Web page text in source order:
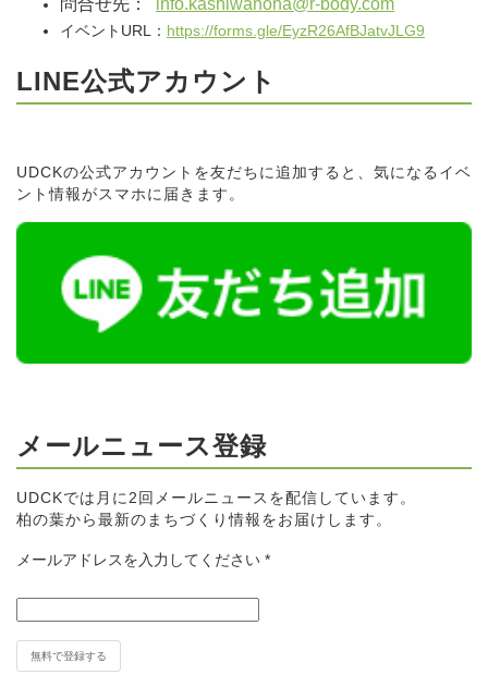
問合せ先： info.kashiwanoha@r-body.com
イベントURL： https://forms.gle/EyzR26AfBJatvJLG9
LINE公式アカウント
UDCKの公式アカウントを友だちに追加すると、気になるイベ
ント情報がスマホに届きます。
メールニュース登録
UDCKでは月に2回メールニュースを配信しています。
柏の葉から最新のまちづくり情報をお届けします。
メールアドレスを入力してください *